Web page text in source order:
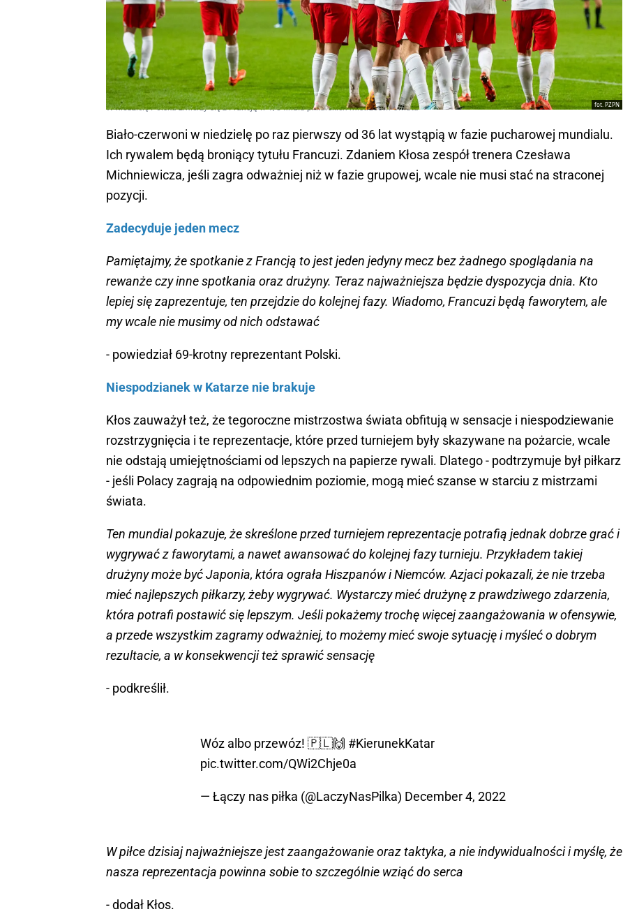
fot. PZPN
W niedzielę Polska zmierzy się z Francją w 1/8 finału piłkarskich mistrzostw świata
Biało-czerwoni w niedzielę po raz pierwszy od 36 lat wystąpią w fazie pucharowej mundialu.
Ich rywalem będą broniący tytułu Francuzi. Zdaniem Kłosa zespół trenera Czesława
Michniewicza, jeśli zagra odważniej niż w fazie grupowej, wcale nie musi stać na straconej
pozycji.
Zadecyduje jeden mecz
Pamiętajmy, że spotkanie z Francją to jest jeden jedyny mecz bez żadnego spoglądania na
rewanże czy inne spotkania oraz drużyny. Teraz najważniejsza będzie dyspozycja dnia. Kto
lepiej się zaprezentuje, ten przejdzie do kolejnej fazy. Wiadomo, Francuzi będą faworytem, ale
my wcale nie musimy od nich odstawać
- powiedział 69-krotny reprezentant Polski.
Niespodzianek w Katarze nie brakuje
Kłos zauważył też, że tegoroczne mistrzostwa świata obfitują w sensacje i niespodziewanie
rozstrzygnięcia i te reprezentacje, które przed turniejem były skazywane na pożarcie, wcale
nie odstają umiejętnościami od lepszych na papierze rywali. Dlatego - podtrzymuje był piłkarz
- jeśli Polacy zagrają na odpowiednim poziomie, mogą mieć szanse w starciu z mistrzami
świata.
Ten mundial pokazuje, że skreślone przed turniejem reprezentacje potrafią jednak dobrze grać i
wygrywać z faworytami, a nawet awansować do kolejnej fazy turnieju. Przykładem takiej
drużyny może być Japonia, która ograła Hiszpanów i Niemców. Azjaci pokazali, że nie trzeba
mieć najlepszych piłkarzy, żeby wygrywać. Wystarczy mieć drużynę z prawdziwego zdarzenia,
która potrafi postawić się lepszym. Jeśli pokażemy trochę więcej zaangażowania w ofensywie,
a przede wszystkim zagramy odważniej, to możemy mieć swoje sytuację i myśleć o dobrym
rezultacie, a w konsekwencji też sprawić sensację
- podkreślił.
Wóz albo przewóz! 🇵🇱🙌 #KierunekKatar
pic.twitter.com/QWi2Chje0a
— Łączy nas piłka (@LaczyNasPilka) December 4, 2022
W piłce dzisiaj najważniejsze jest zaangażowanie oraz taktyka, a nie indywidualności i myślę, że
nasza reprezentacja powinna sobie to szczególnie wziąć do serca
- dodał Kłos.